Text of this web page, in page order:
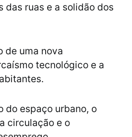
das ruas e a solidão dos
de uma nova
tecnológico e a
do espaço urbano, o
circulação e o